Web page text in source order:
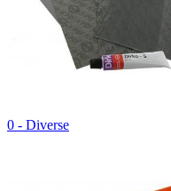
0 - Diverse